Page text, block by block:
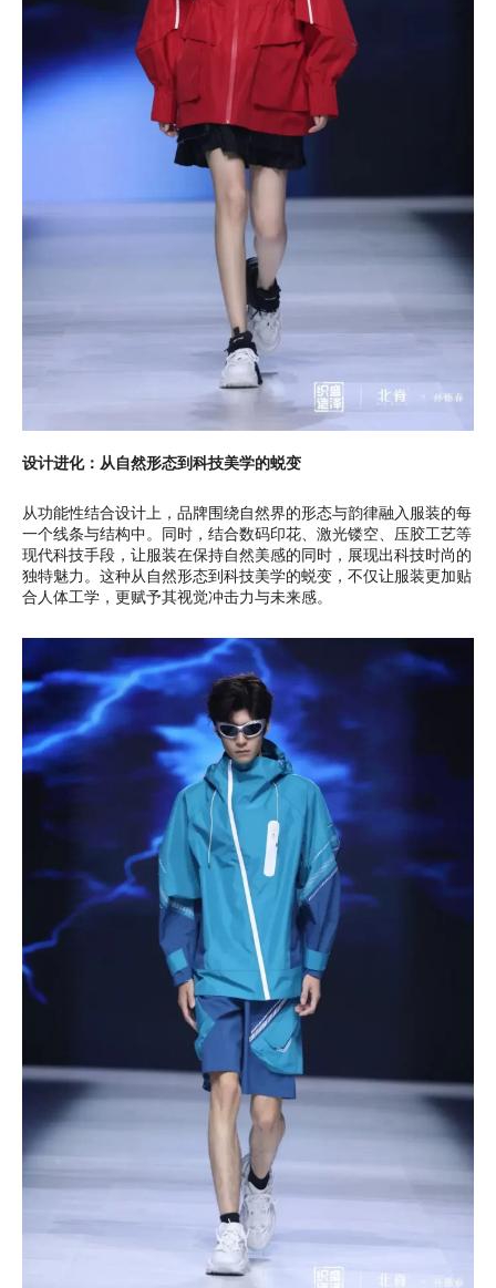
设计进化：从自然形态到科技美学的蜕变
从功能性结合设计上，品牌围绕自然界的形态与韵律融入服装的每
一个线条与结构中。同时，结合数码印花、激光镂空、压胶工艺等
现代科技手段，让服装在保持自然美感的同时，展现出科技时尚的
独特魅力。这种从自然形态到科技美学的蜕变，不仅让服装更加贴
合人体工学，更赋予其视觉冲击力与未来感。